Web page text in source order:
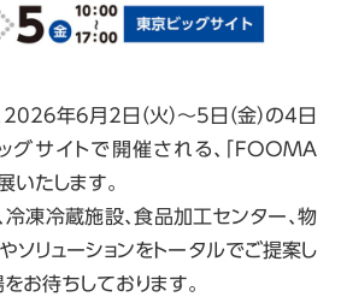
年6月2日（火）～5日（金）の4日
グサイトで開催される、「FOOMA
たします。
冷凍冷蔵施設、食品加工センター、物
ソリューションをトータルでご提案し
お待ちしております。